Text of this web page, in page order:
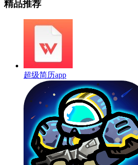
精品推荐
超级简历app